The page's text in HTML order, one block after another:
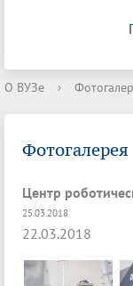
О ВУЗе ›
Фотогалерея
Центр
25.03.2018
22.03.2018